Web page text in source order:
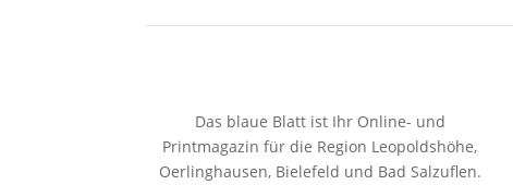
Das blaue Blatt ist Ihr Online- und
Printmagazin für die Region Leopoldshöhe,
Oerlinghausen, Bielefeld und Bad Salzuflen.